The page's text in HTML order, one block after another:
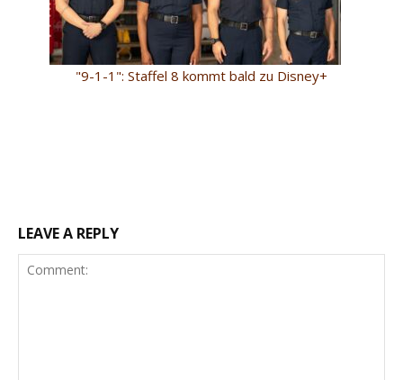
"9-1-1": Staffel 8 kommt bald zu Disney+
LEAVE A REPLY